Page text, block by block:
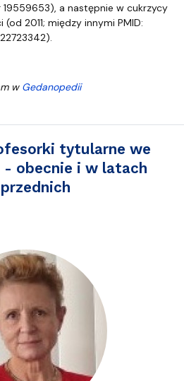
a następnie w cukrzycy
(od 2011; między innymi PMID:
22723342).
w Gedanopedii
tytularne we
- obecnie i w latach